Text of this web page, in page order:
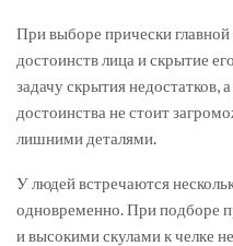
При выборе прически главной
достоинств лица и скрытие
задачу скрытия недостатков,
достоинства не стоит
лишними деталями.
У людей встречаются
одновременно. При подборе
и высокими скулами к челке